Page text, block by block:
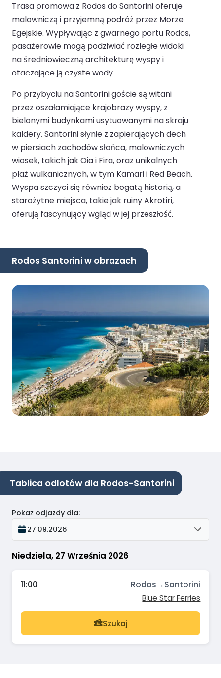
Trasa promowa z Rodos do Santorini oferuje
malowniczą i przyjemną podróż przez Morze
Egejskie. Wypływając z gwarnego portu Rodos,
pasażerowie mogą podziwiać rozległe widoki
na średniowieczną architekturę wyspy i
otaczające ją czyste wody.
Po przybyciu na Santorini goście są witani
przez oszałamiające krajobrazy wyspy, z
bielonymi budynkami usytuowanymi na skraju
kaldery. Santorini słynie z zapierających dech
w piersiach zachodów słońca, malowniczych
wiosek, takich jak Oia i Fira, oraz unikalnych
plaż wulkanicznych, w tym Kamari i Red Beach.
Wyspa szczyci się również bogatą historią, a
starożytne miejsca, takie jak ruiny Akrotiri,
oferują fascynujący wgląd w jej przeszłość.
Rodos Santorini w obrazach
Tablica odlotów dla Rodos-Santorini
Niedziela, 27 Września 2026
Pokaż odjazdy dla:
27.09.2026
11:00 Rodos→Santorini
Blue Star Ferries
Szukaj